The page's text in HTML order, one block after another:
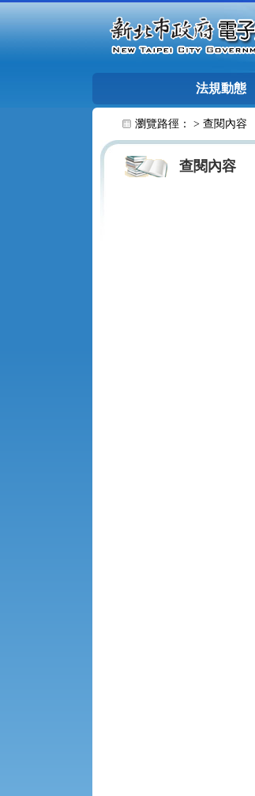
法規動態
瀏覽路徑： > 查閱內容
查閱內容